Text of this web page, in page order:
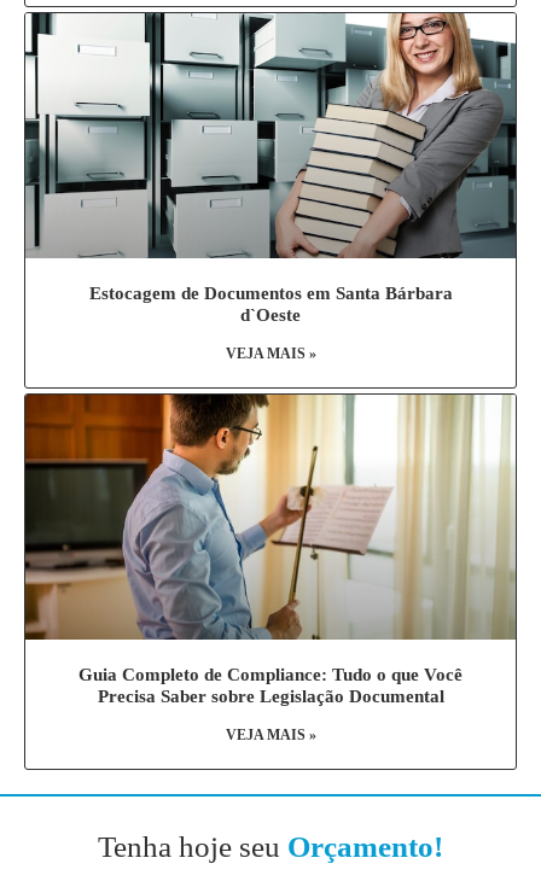
Estocagem de Documentos em Santa Bárbara
d`Oeste
VEJA MAIS »
Guia Completo de Compliance: Tudo o que Você
Precisa Saber sobre Legislação Documental
VEJA MAIS »
Tenha hoje seu Orçamento!